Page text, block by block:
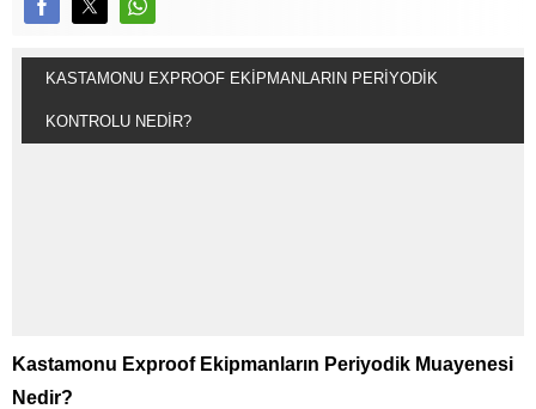
KASTAMONU EXPROOF EKİPMANLARIN PERİYODİK
KONTROLU NEDİR?
Kastamonu Exproof Ekipmanların Periyodik Muayenesi
Nedir?